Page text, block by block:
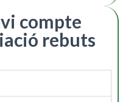
compte
rebuts